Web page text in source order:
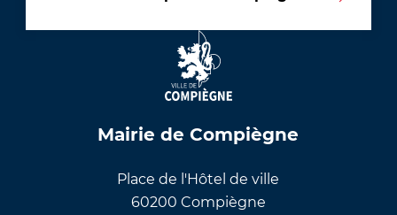
Mairie de Compiègne
Place de l'Hôtel de ville
60200 Compiègne